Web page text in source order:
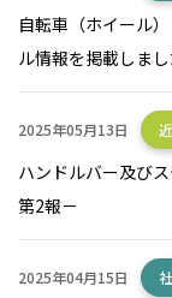
自転車（ホイール
ル情報を掲載しまし
2025年05月13日
ハンドルバー及び
第2報－
2025年04月15日